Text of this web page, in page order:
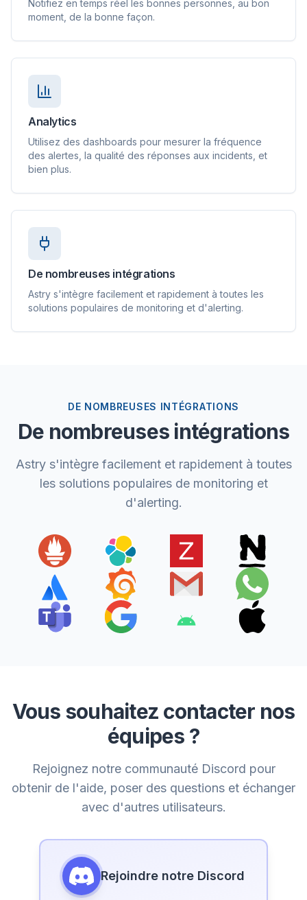
Notifiez en temps réel les bonnes personnes, au bon
moment, de la bonne façon.
Analytics
Utilisez des dashboards pour mesurer la fréquence
des alertes, la qualité des réponses aux incidents, et
bien plus.
De nombreuses intégrations
Astry s'intègre facilement et rapidement à toutes les
solutions populaires de monitoring et d'alerting.
DE NOMBREUSES INTÉGRATIONS
De nombreuses intégrations
Astry s'intègre facilement et rapidement à toutes
les solutions populaires de monitoring et
d'alerting.
Vous souhaitez contacter nos
équipes ?
Rejoignez notre communauté Discord pour
obtenir de l'aide, poser des questions et échanger
avec d'autres utilisateurs.
Rejoindre notre Discord